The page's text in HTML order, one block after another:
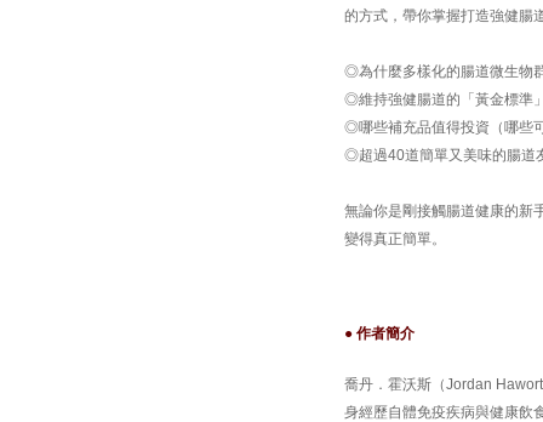
的方式，帶你掌握打造強健腸
◎為什麼多樣化的腸道微生物
◎維持強健腸道的「黃金標準
◎哪些補充品值得投資（哪些
◎超過40道簡單又美味的腸道
無論你是剛接觸腸道健康的新
變得真正簡單。
● 作者簡介
喬丹．霍沃斯（Jordan
身經歷自體免疫疾病與健康飲